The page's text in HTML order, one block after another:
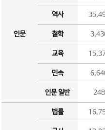
인문
역사
철학
교육
민속
인문 일반 248
법률